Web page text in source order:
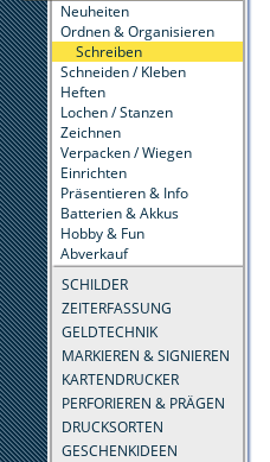
Neuheiten
Ordnen & Organisieren
Schreiben
Schneiden / Kleben
Heften
Lochen / Stanzen
Zeichnen
Verpacken / Wiegen
Einrichten
Präsentieren & Info
Batterien & Akkus
Hobby & Fun
Abverkauf
SCHILDER
ZEITERFASSUNG
GELDTECHNIK
MARKIEREN & SIGNIEREN
KARTENDRUCKER
PERFORIEREN & PRÄGEN
DRUCKSORTEN
GESCHENKIDEEN